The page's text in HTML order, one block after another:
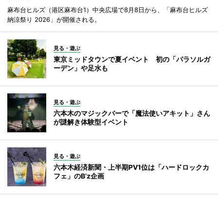
麻布台ヒルズ（港区麻布台1）中央広場で8月8日から、「麻布台ヒルズ
納涼祭り 2026」が開催される。
見る・遊ぶ
東京ミッドタウンで夏イベント 初の「パラソルガ
ーデン」や足水も
見る・遊ぶ
六本木のマジックバーで「魔法使いアキット」さん
が謎解き体験型イベント
見る・遊ぶ
六本木経済新聞・上半期PV1位は「ハードロックカ
フェ」のB’z企画